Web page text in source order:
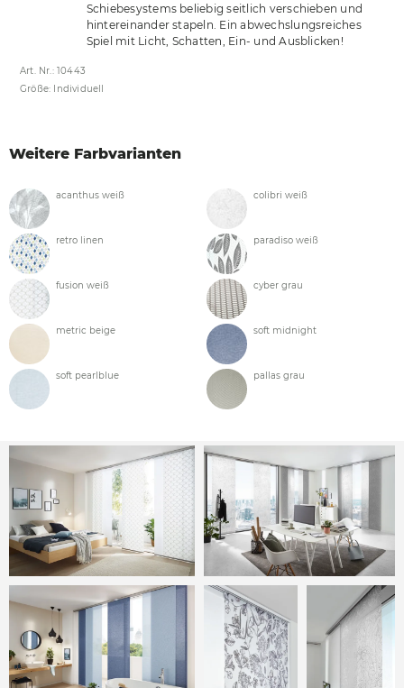
Art. Nr.: 10443
Größe: Individuell
Schiebesystems beliebig seitlich verschieben und
hintereinander stapeln. Ein abwechslungsreiches
Spiel mit Licht, Schatten, Ein- und Ausblicken!
Weitere Farbvarianten
acanthus weiß colibri weiß
retro linen paradiso weiß
fusion weiß cyber grau
metric beige soft midnight
soft pearlblue pallas grau